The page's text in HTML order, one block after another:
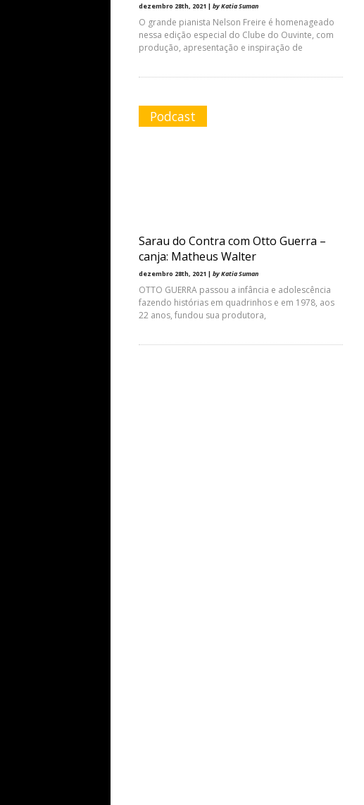
dezembro 28th, 2021 | by Katia Suman
O grande pianista Nelson Freire é homenageado
nessa edição especial do Clube do Ouvinte, com
produção, apresentação e inspiração de
Podcast
Sarau do Contra com Otto Guerra –
canja: Matheus Walter
dezembro 28th, 2021 | by Katia Suman
OTTO GUERRA passou a infância e adolescência
fazendo histórias em quadrinhos e em 1978, aos
22 anos, fundou sua produtora,